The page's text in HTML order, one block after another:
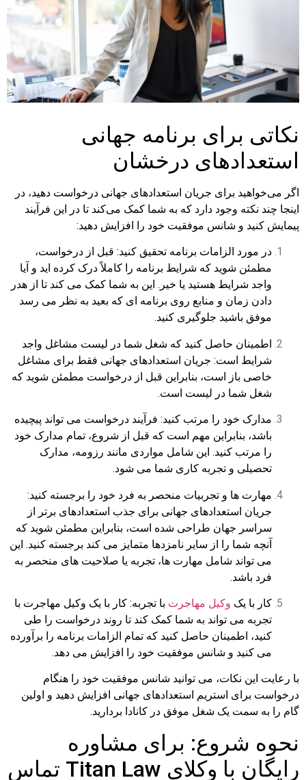
نکاتی برای برنامه جهانی
استعدادهای درخشان
اگر می‌خواهید برای جریان استعدادهای جهانی درخواست دهید، در
اینجا چند نکته وجود دارد که به شما کمک می‌کند تا در این فرآیند
پیمایش کنید و شانس موفقیت خود را افزایش دهید:
در مورد الزامات برنامه تحقیق کنید: قبل از درخواست،
مطمئن شوید که شرایط برنامه را کاملاً درک کرده اید و آیا
واجد شرایط هستید یا خیر. این به شما کمک می کند تا از هدر
دادن زمان و منابع روی برنامه ای که بعید به نظر می رسد
موفق باشید جلوگیری کنید.
اطمینان حاصل کنید که شغل شما در لیست مشاغل واجد
شرایط است: جریان استعدادهای جهانی فقط برای مشاغل
خاصی باز است، بنابراین قبل از درخواست مطمئن شوید که
شغل شما در لیست است.
مدارک خود را مرتب کنید: فرآیند درخواست می تواند پیچیده
باشد، بنابراین مهم است که قبل از شروع، تمام مدارک خود
را مرتب کنید. این شامل مواردی مانند رزومه، مدارک
تحصیلی و تجربه کاری شما می شود.
مهارت ها و تجربیات منحصر به فرد خود را برجسته کنید:
جریان استعدادهای جهانی برای جذب استعدادهای برتر از
سراسر جهان طراحی شده است، بنابراین مطمئن شوید که
آنچه شما را از سایر نامزدها متمایز می کند برجسته کنید. این
می تواند شامل مهارت ها، تجربه یا صلاحیت های منحصر به
فرد باشد.
کار با یک وکیل مهاجرت با تجربه: کار با یک وکیل مهاجرت با
تجربه می تواند به شما کمک کند تا روند درخواست را طی
کنید، اطمینان حاصل کنید که تمام الزامات برنامه را برآورده
می کنید و شانس موفقیت خود را افزایش می دهد.
با رعایت این نکات، می توانید شانس موفقیت خود را هنگام
درخواست برای استریم استعدادهای جهانی افزایش دهید و اولین
گام را به سمت یک شغل موفق در کانادا بردارید.
نحوه شروع: برای مشاوره
رایگان با وکلای Titan Law تماس